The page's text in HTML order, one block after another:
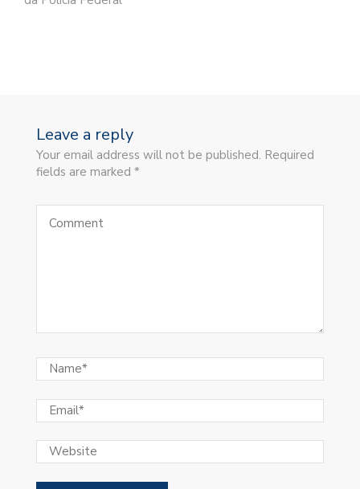
Leave a reply
Your email address will not be published. Required
fields are marked *